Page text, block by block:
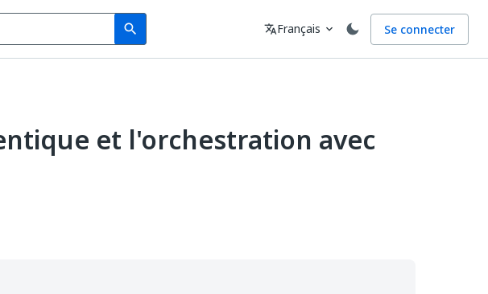
search
Search Langue
translateFrançais expand_more Se connecter
et l'orchestration avec